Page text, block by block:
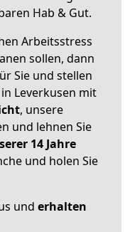
Hab & Gut.
Arbeitsstress
sollen, dann
Sie und stellen
in Leverkusen mit
, unsere
und lehnen Sie
14 Jahre
und holen Sie
und erhalten